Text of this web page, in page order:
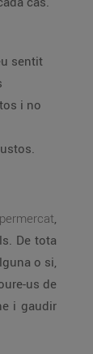
sentit
i no
,
De tota
o si,
us de
i gaudir